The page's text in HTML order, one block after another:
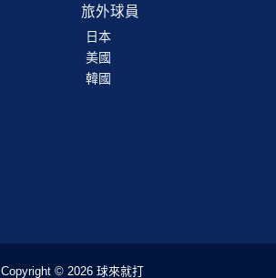
旅外球員
日本
美國
韓國
Copyright © 2026 球來就打